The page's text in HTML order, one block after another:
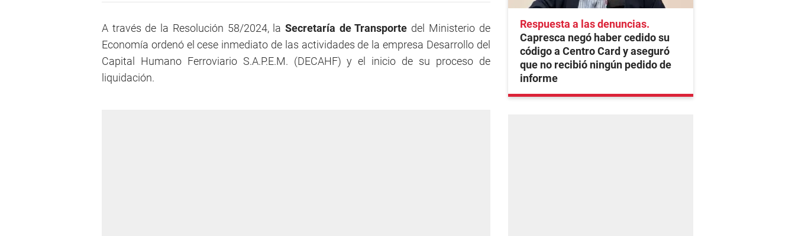
A través de la Resolución 58/2024, la Secretaría de Transporte del Ministerio de
Economía ordenó el cese inmediato de las actividades de la empresa Desarrollo del
Capital Humano Ferroviario S.A.P.E.M. (DECAHF) y el inicio de su proceso de
liquidación.
Respuesta a las denuncias
Capresca negó haber cedido su
código a Centro Card y aseguró
que no recibió ningún pedido de
informe